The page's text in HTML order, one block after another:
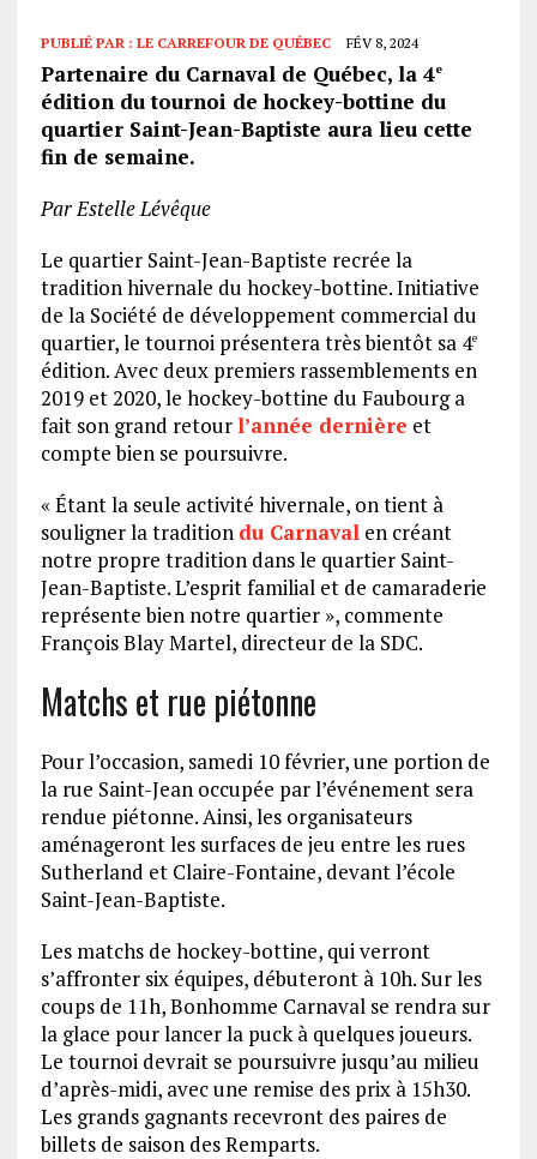
PUBLIÉ PAR : LE CARREFOUR DE QUÉBEC FÉV 8, 2024
Partenaire du Carnaval de Québec, la 4e
édition du tournoi de hockey-bottine du
quartier Saint-Jean-Baptiste aura lieu cette
fin de semaine.
Par Estelle Lévêque
Le quartier Saint-Jean-Baptiste recrée la
tradition hivernale du hockey-bottine. Initiative
de la Société de développement commercial du
quartier, le tournoi présentera très bientôt sa 4e
édition. Avec deux premiers rassemblements en
2019 et 2020, le hockey-bottine du Faubourg a
fait son grand retourl’année dernière et
compte bien se poursuivre.
« Étant la seule activité hivernale, on tient à
souligner la tradition du Carnavalen créant
notre propre tradition dans le quartier Saint-
Jean-Baptiste. L’esprit familial et de camaraderie
représente bien notre quartier », commente
François Blay Martel, directeur de la SDC.
Matchs et rue piétonne
Pour l’occasion, samedi 10 février, une portion de
la rue Saint-Jean occupée par l’événement sera
rendue piétonne. Ainsi, les organisateurs
aménageront les surfaces de jeu entre les rues
Sutherland et Claire-Fontaine, devant l’école
Saint-Jean-Baptiste.
Les matchs de hockey-bottine, qui verront
s’affronter six équipes, débuteront à 10h. Sur les
coups de 11h, Bonhomme Carnaval se rendra sur
la glace pour lancer la puck à quelques joueurs.
Le tournoi devrait se poursuivre jusqu’au milieu
d’après-midi, avec une remise des prix à 15h30.
Les grands gagnants recevront des paires de
billets de saison des Remparts.